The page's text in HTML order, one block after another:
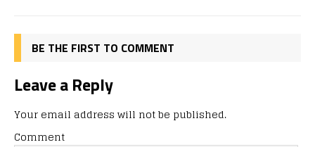
BE THE FIRST TO COMMENT
Leave a Reply
Your email address will not be published.
Comment